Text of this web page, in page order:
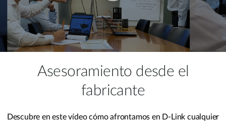
Asesoramiento desde el
fabricante
Descubre en este vídeo cómo afrontamos en D-Link cualquier